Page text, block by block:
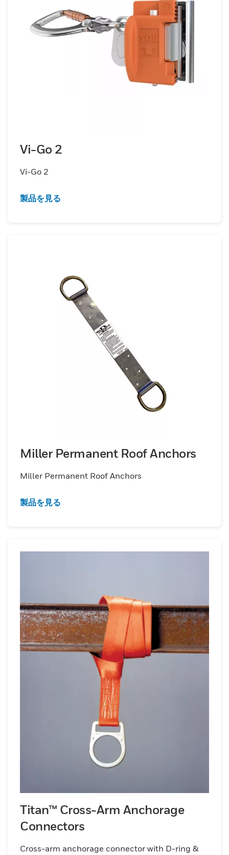
Vi-Go 2
Vi-Go 2
製品を見る
Miller Permanent Roof Anchors
Miller Permanent Roof Anchors
製品を見る
Titan™ Cross-Arm Anchorage
Connectors
Cross-arm anchorage connector with D-ring &